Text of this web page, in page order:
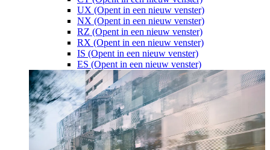
UX (Opent in een nieuw venster)
NX (Opent in een nieuw venster)
RZ (Opent in een nieuw venster)
RX (Opent in een nieuw venster)
IS (Opent in een nieuw venster)
ES (Opent in een nieuw venster)